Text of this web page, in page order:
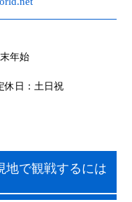
年始
休日：土日祝
地で観戦するには